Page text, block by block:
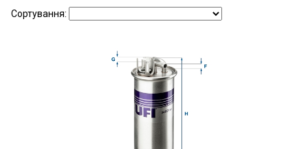
Показать все марки
Сортування: